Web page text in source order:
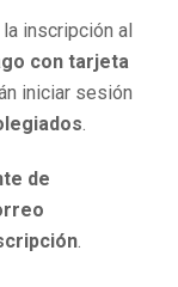
inscripción al
con tarjeta
iniciar sesión
.
de
.